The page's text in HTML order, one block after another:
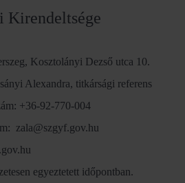
Kirendeltsége
Kosztolányi Dezső utca 10.
Alexandra, titkársági referens
+36-92-770-004
zala@szgyf.gov.hu
egyeztetett időpontban.